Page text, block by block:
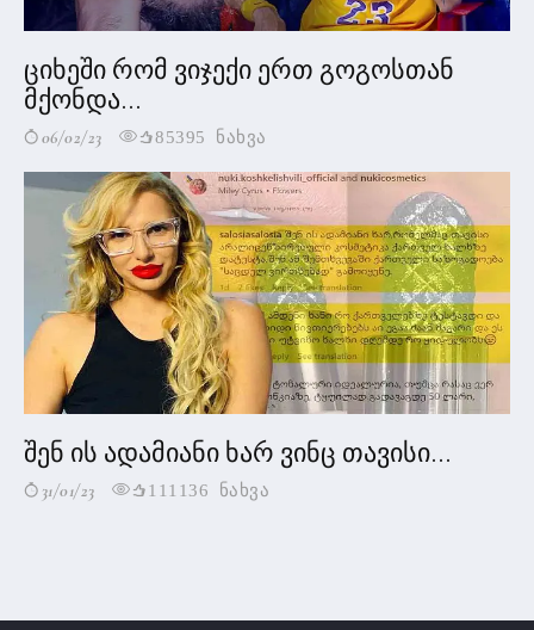
ციხეში რომ ვიჯექი ერთ გოგოსთან
მქონდა...
06/02/23 85395 ნახვა
შენ ის ადამიანი ხარ ვინც თავისი...
31/01/23 111136 ნახვა